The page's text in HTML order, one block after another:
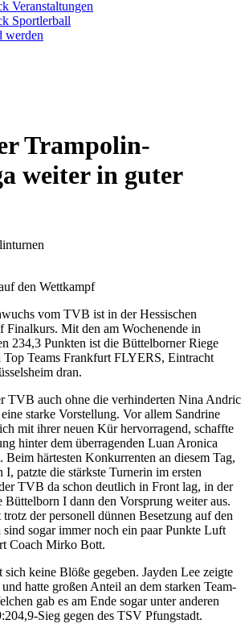
Veranstaltungen
Sportlerball
werden
Trampolin-
weiter in guter
den Wettkampf
vom TVB ist in der Hessischen
Finalkurs. Mit den am Wochenende in
234,3 Punkten ist die Büttelborner Riege
Top Teams Frankfurt FLYERS, Eintracht
dran.
TVB auch ohne die verhinderten Nina Andric
starke Vorstellung. Vor allem Sandrine
mit ihrer neuen Kür hervorragend, schaffte
hinter dem überragenden Luan Aronica
Beim härtesten Konkurrenten an diesem Tag,
patzte die stärkste Turnerin im ersten
TVB da schon deutlich in Front lag, in der
Büttelborn I dann den Vorsprung weiter aus.
der personell dünnen Besetzung auf den
sogar immer noch ein paar Punkte Luft
Coach Mirko Bott.
keine Blöße gegeben. Jayden Lee zeigte
hatte großen Anteil an dem starken Team-
gab es am Ende sogar unter anderen
Sieg gegen des TSV Pfungstadt.